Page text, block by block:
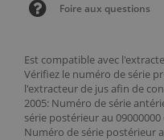
Est compatible avec
Vérifiez le numéro de série
l'extracteur de jus afin de
2005: Numéro de série
série postérieur au
Numéro de série postérieur
Foire aux questions